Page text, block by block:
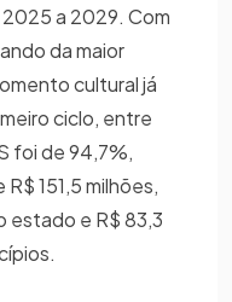
a 2029. Com
da maior
cultural já
ciclo, entre
foi de 94,7%,
151,5 milhões,
estado e R$ 83,3